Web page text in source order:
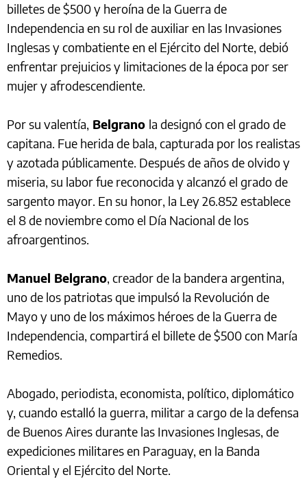
billetes de $500 y heroína de la Guerra de
Independencia en su rol de auxiliar en las Invasiones
Inglesas y combatiente en el Ejército del Norte, debió
enfrentar prejuicios y limitaciones de la época por ser
mujer y afrodescendiente.
Por su valentía, Belgrano la designó con el grado de
capitana. Fue herida de bala, capturada por los realistas
y azotada públicamente. Después de años de olvido y
miseria, su labor fue reconocida y alcanzó el grado de
sargento mayor. En su honor, la Ley 26.852 establece
el 8 de noviembre como el Día Nacional de los
afroargentinos.
Manuel Belgrano, creador de la bandera argentina,
uno de los patriotas que impulsó la Revolución de
Mayo y uno de los máximos héroes de la Guerra de
Independencia, compartirá el billete de $500 con María
Remedios.
Abogado, periodista, economista, político, diplomático
y, cuando estalló la guerra, militar a cargo de la defensa
de Buenos Aires durante las Invasiones Inglesas, de
expediciones militares en Paraguay, en la Banda
Oriental y el Ejército del Norte.